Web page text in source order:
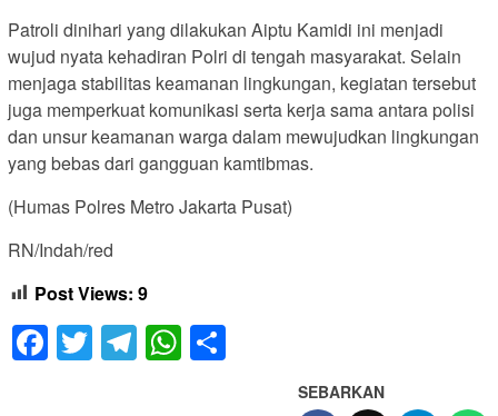
Patroli dinihari yang dilakukan Aiptu Kamidi ini menjadi
wujud nyata kehadiran Polri di tengah masyarakat. Selain
menjaga stabilitas keamanan lingkungan, kegiatan tersebut
juga memperkuat komunikasi serta kerja sama antara polisi
dan unsur keamanan warga dalam mewujudkan lingkungan
yang bebas dari gangguan kamtibmas.
(Humas Polres Metro Jakarta Pusat)
RN/Indah/red
Post Views: 9
Facebook
TwitterTelegram
WhatsApp
SEBARKAN